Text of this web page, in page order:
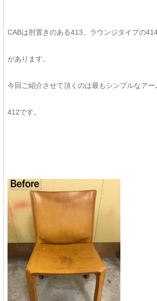
CABは肘置きのある413、 ラウンジタイプの
があります。
今回ご紹介させて頂くのは最もシンプルなア
412です。